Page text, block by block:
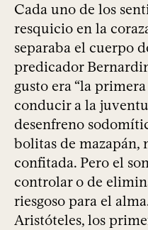
Cada uno de los
resquicio en la
separaba el cuerpo
predicador
gusto era “la
conducir a la
desenfreno
bolitas de mazapán,
confitada. Pero el
controlar o de
riesgoso para el
Aristóteles, los